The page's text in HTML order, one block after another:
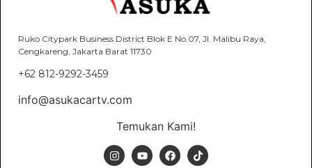
Ruko Citypark Business District Blok E No.07, Jl. Malibu Raya,
Cengkareng, Jakarta Barat 11730
+62 812-9292-3459
info@asukacartv.com
Temukan Kami!